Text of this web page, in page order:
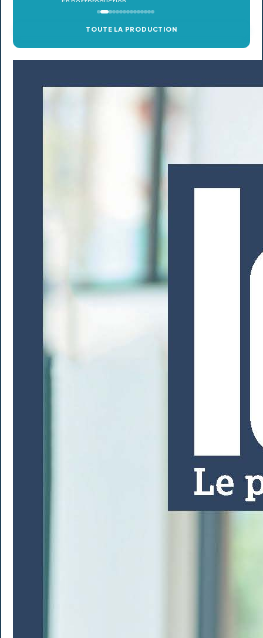
TOUTE LA PRODUCTION